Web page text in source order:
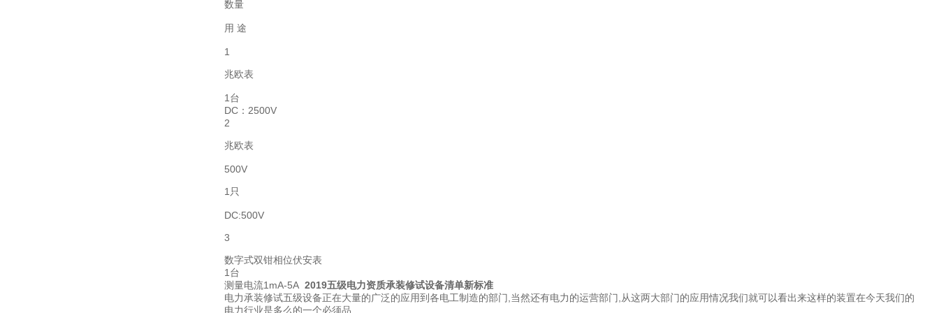
数量
用 途
1
兆欧表
1台
DC：2500V
2
兆欧表
500V
1只
DC:500V
3
数字式双钳相位伏安表
1台
测量电流1mA-5A 2019五级电力资质承装修试设备清单新标准
电力承装修试五级设备正在大量的广泛的应用到各电工制造的部门,当然还有电力的运营部门,从这两大部门的应用情况我们就可以看出来这样的装置在今天我们的
电力行业是多么的一个必须品.